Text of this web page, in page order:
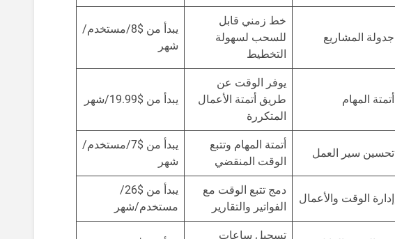
جدولة المشاريع
خط زمني قابل
للسحب لسهولة
التخطيط
يبدأ من $8/مستخدم/
شهر
أتمتة المهام
يوفر الوقت عن
طريق أتمتة الأعمال
المتكررة
يبدأ من $19.99/شهر
تحسين سير العمل
أتمتة المهام وتتبع
الوقت المنقضي
يبدأ من $7/مستخدم/
شهر
إدارة الوقت والأعمال
دمج تتبع الوقت مع
الفواتير والتقارير
يبدأ من $26/
مستخدم/شهر
تسجيل ساعات